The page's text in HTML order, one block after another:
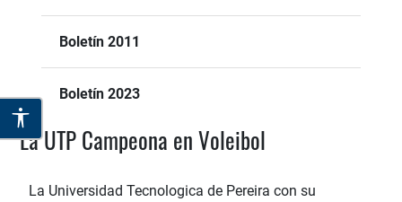
Boletín 2011
Boletín 2023
La UTP Campeona en Voleibol
La Universidad Tecnologica de Pereira con su